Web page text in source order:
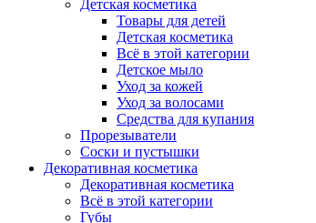
Детская косметика
Товары для детей
Детская косметика
Всё в этой категории
Детское мыло
Уход за кожей
Уход за волосами
Средства для купания
Прорезыватели
Соски и пустышки
Декоративная косметика
Декоративная косметика
Всё в этой категории
Губы